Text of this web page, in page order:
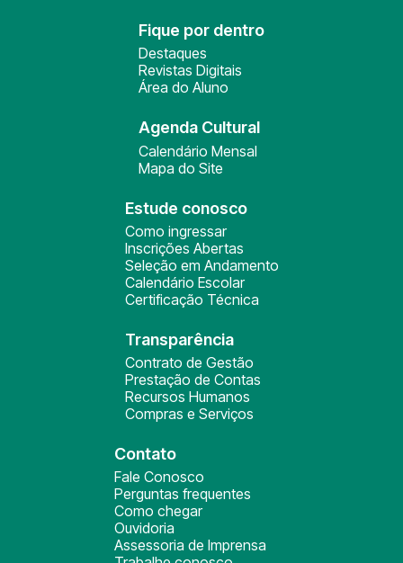
Fique por dentro
Destaques
Revistas Digitais
Área do Aluno
Agenda Cultural
Calendário Mensal
Mapa do Site
Estude conosco
Como ingressar
Inscrições Abertas
Seleção em Andamento
Calendário Escolar
Certificação Técnica
Transparência
Contrato de Gestão
Prestação de Contas
Recursos Humanos
Compras e Serviços
Contato
Fale Conosco
Perguntas frequentes
Como chegar
Ouvidoria
Assessoria de Imprensa